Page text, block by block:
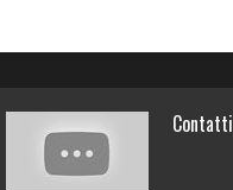
Contatti